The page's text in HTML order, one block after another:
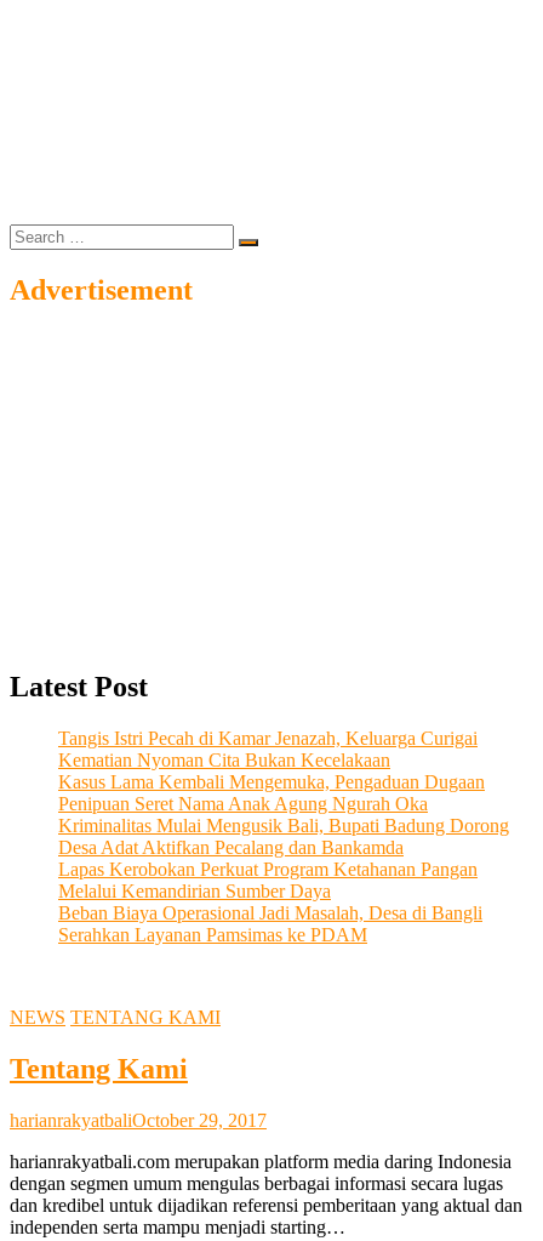
Search
…
Advertisement
Latest Post
Tangis Istri Pecah di Kamar Jenazah, Keluarga Curigai
Kematian Nyoman Cita Bukan Kecelakaan
Kasus Lama Kembali Mengemuka, Pengaduan Dugaan
Penipuan Seret Nama Anak Agung Ngurah Oka
Kriminalitas Mulai Mengusik Bali, Bupati Badung Dorong
Desa Adat Aktifkan Pecalang dan Bankamda
Lapas Kerobokan Perkuat Program Ketahanan Pangan
Melalui Kemandirian Sumber Daya
Beban Biaya Operasional Jadi Masalah, Desa di Bangli
Serahkan Layanan Pamsimas ke PDAM
NEWS TENTANG KAMI
Tentang Kami
harianrakyatbaliOctober 29, 2017
harianrakyatbali.com merupakan platform media daring Indonesia
dengan segmen umum mengulas berbagai informasi secara lugas
dan kredibel untuk dijadikan referensi pemberitaan yang aktual dan
independen serta mampu menjadi starting…